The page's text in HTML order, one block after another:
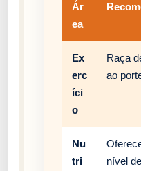
Ár
ea
Ex
erc
íci
o
Raça
ao
Nu
tri
nível